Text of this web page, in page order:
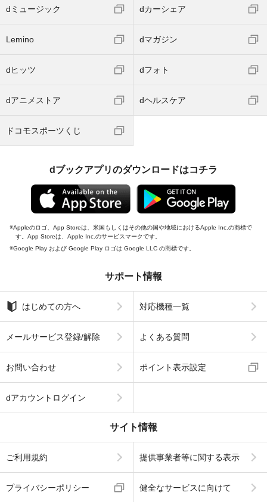
dミュージック dカーシェア
Lemino dマガジン
dヒッツ dフォト
dアニメストア dヘルスケア
ドコモスポーツくじ
dブックアプリのダウンロードはコチラ
Appleのロゴ、App Storeは、米国もしくはその他の国や地域におけるApple Inc.の商標で
す。App Storeは、Apple Inc.のサービスマークです。
Google Play および Google Play ロゴは Google LLC の商標です。
サポート情報
はじめての方へ 対応機種一覧
メールサービス登録/解除 よくある質問
お問い合わせ ポイント表示設定
dアカウントログイン
サイト情報
ご利用規約 提供事業者等に関する表示
プライバシーポリシー 健全なサービスに向けて